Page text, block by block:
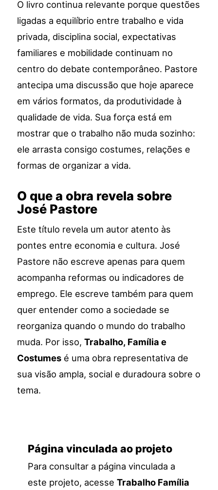
O livro continua relevante porque questões
ligadas a equilíbrio entre trabalho e vida
privada, disciplina social, expectativas
familiares e mobilidade continuam no
centro do debate contemporâneo. Pastore
antecipa uma discussão que hoje aparece
em vários formatos, da produtividade à
qualidade de vida. Sua força está em
mostrar que o trabalho não muda sozinho:
ele arrasta consigo costumes, relações e
formas de organizar a vida.
O que a obra revela sobre
José Pastore
Este título revela um autor atento às
pontes entre economia e cultura. José
Pastore não escreve apenas para quem
acompanha reformas ou indicadores de
emprego. Ele escreve também para quem
quer entender como a sociedade se
reorganiza quando o mundo do trabalho
muda. Por isso,Trabalho, Família e
Costumes é uma obra representativa de
sua visão ampla, social e duradoura sobre o
tema.
Página vinculada ao projeto
Para consultar a página vinculada a
este projeto, acesse Trabalho Família